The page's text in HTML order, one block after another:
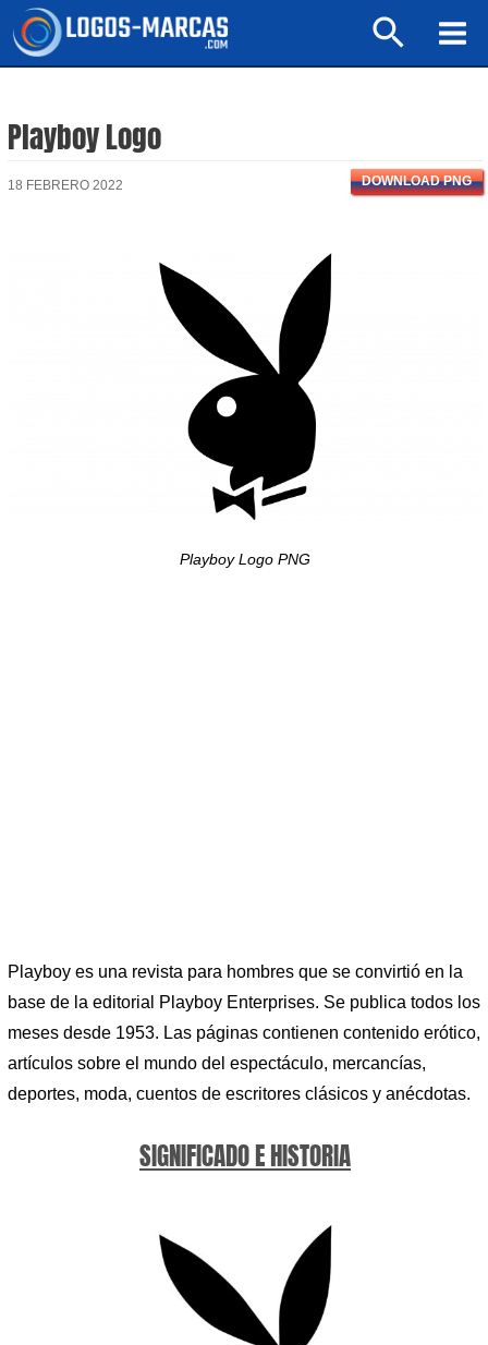
Buscar
Playboy Logo
18 FEBRERO 2022 DOWNLOAD PNG
Playboy Logo PNG
Playboy es una revista para hombres que se convirtió en la
base de la editorial Playboy Enterprises. Se publica todos los
meses desde 1953. Las páginas contienen contenido erótico,
artículos sobre el mundo del espectáculo, mercancías,
deportes, moda, cuentos de escritores clásicos y anécdotas.
SIGNIFICADO E HISTORIA